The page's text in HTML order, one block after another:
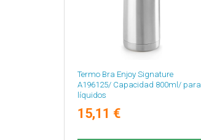
Termo Bra Enjoy Signature
A196125/ Capacidad 800ml/ para
líquidos
15,11 €